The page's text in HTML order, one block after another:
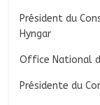
Président du
Hyngar
Office National
Présidente du